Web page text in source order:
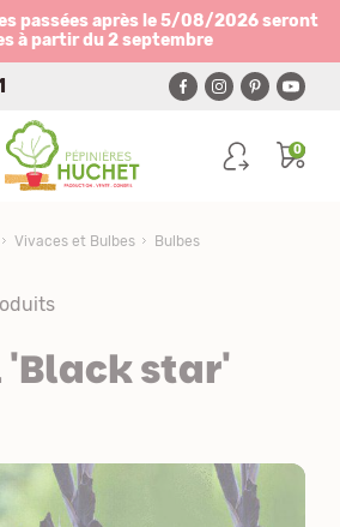
passées après le 5/08/2026 seront
à partir du 2 septembre
0
Vivaces et Bulbes Bulbes
'Black star'
cookies